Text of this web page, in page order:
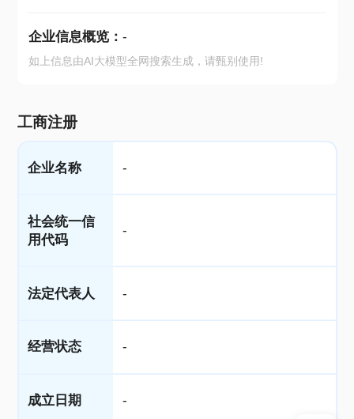
企业信息概览： -
如上信息由AI大模型全网搜索生成，请甄别使用!
工商注册
企业名称 -
社会统一信
用代码
-
法定代表人 -
经营状态 -
成立日期 -